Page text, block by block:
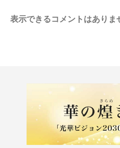
表示できるコメントはありま